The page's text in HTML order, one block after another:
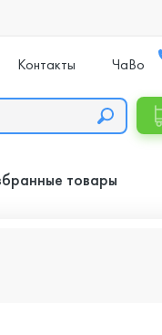
Контакты ЧаВо
товары